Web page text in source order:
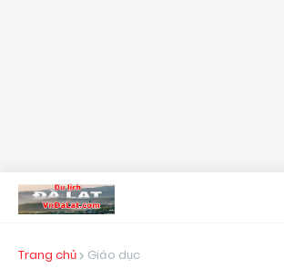
Trang chủ Giáo dục